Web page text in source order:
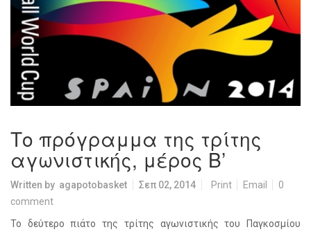
Το πρόγραμμα της τρίτης
αγωνιστικής, μέρος Β’
Written by agapotobasket Σεπ 02, 2014 Print Email
0
comment
Το δεύτερο πιάτο της τρίτης αγωνιστικής του Παγκοσμίου